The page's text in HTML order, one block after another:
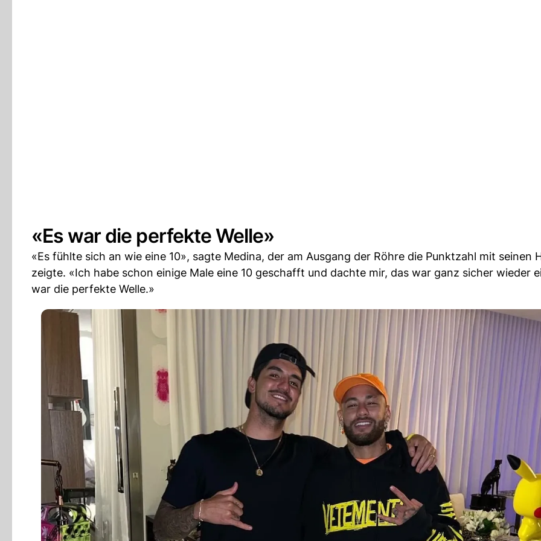
«Es war die perfekte Welle»
«Es fühlte sich an wie eine 10», sagte Medina, der am Ausgang der Röhre die Punktzahl mit seinen
zeigte. «Ich habe schon einige Male eine 10 geschafft und dachte mir, das war ganz sicher wieder
war die perfekte Welle.»